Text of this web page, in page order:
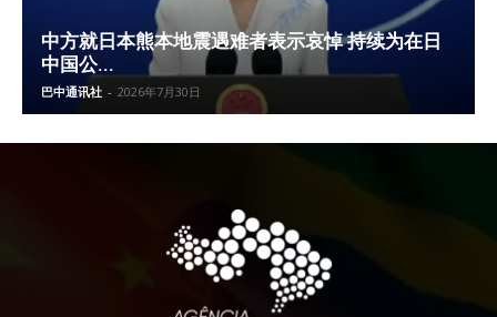
中方就日本熊本地震遇难者表示哀悼 持续为在日
中国公...
巴中通讯社 - 2026年7月30日